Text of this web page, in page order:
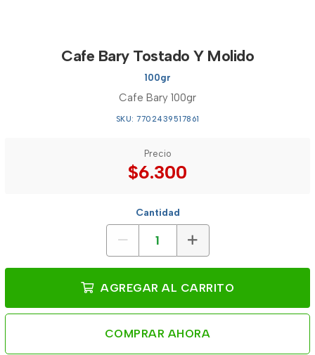
Cafe Bary Tostado Y Molido
100gr
Cafe Bary 100gr
SKU: 7702439517861
Precio
$6.300
Cantidad
AGREGAR AL CARRITO
COMPRAR AHORA